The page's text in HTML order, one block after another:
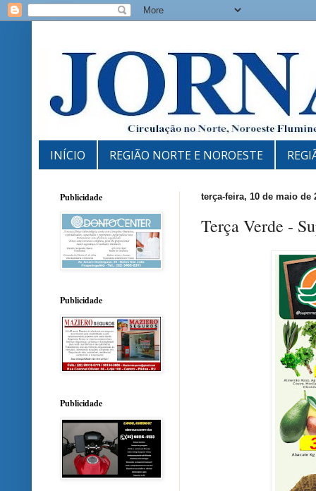
INÍCIO REGIÃO NORTE E NOROESTE
terça-feira, 10 de maio de
Terça Verde -
Publicidade
Publicidade
Publicidade